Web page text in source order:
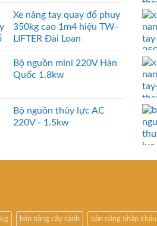
Xe nâng tay quay đổ phuy
350kg cao 1m4 hiệu TW-
LIFTER Đài Loan
Bộ nguồn mini 220V Hàn
Quốc 1.8kw
Bộ nguồn thủy lực AC
220V - 1.5kw
bàn nâng cây cảnh bàn nâng nhập khẩu